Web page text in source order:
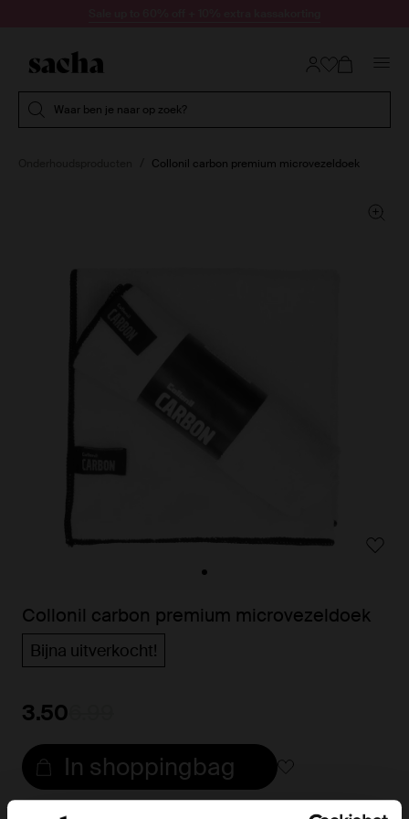
Waar ben je naar op zoek?
Collonil carbon premium microvezeldoek
Collonil carbon premium microvezeldoek
Bijna uitverkocht!
3.50
In shoppingbag